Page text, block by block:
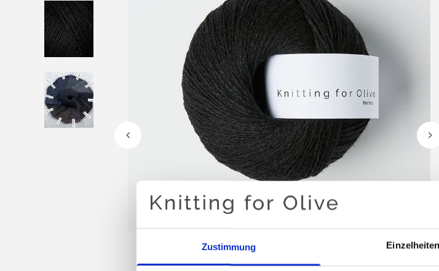
Zustimmung Einzelheiten